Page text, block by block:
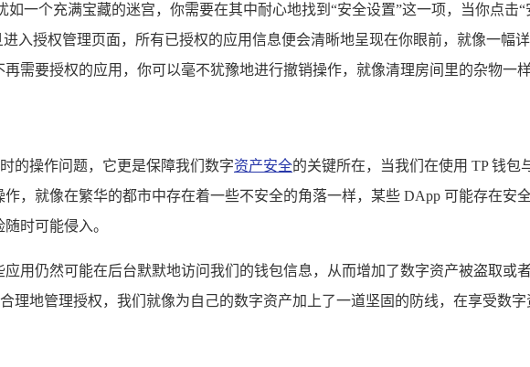
一个充满宝藏的迷宫，你需要在其中耐心地找到“安全设置”这一项，当你点击
入授权管理页面，所有已授权的应用信息便会清晰地呈现在你眼前，就像一幅
需要授权的应用，你可以毫不犹豫地进行撤销操作，就像清理房间里的杂物一
的操作问题，它更是保障我们数字资产安全的关键所在，当我们在使用 TP 钱
，就像在繁华的都市中存在着一些不安全的角落一样，某些 DApp 可能存在安
时可能侵入。
用仍然可能在后台默默地访问我们的钱包信息，从而增加了数字资产被盗取或
理地管理授权，我们就像为自己的数字资产加上了一道坚固的防线，在享受数